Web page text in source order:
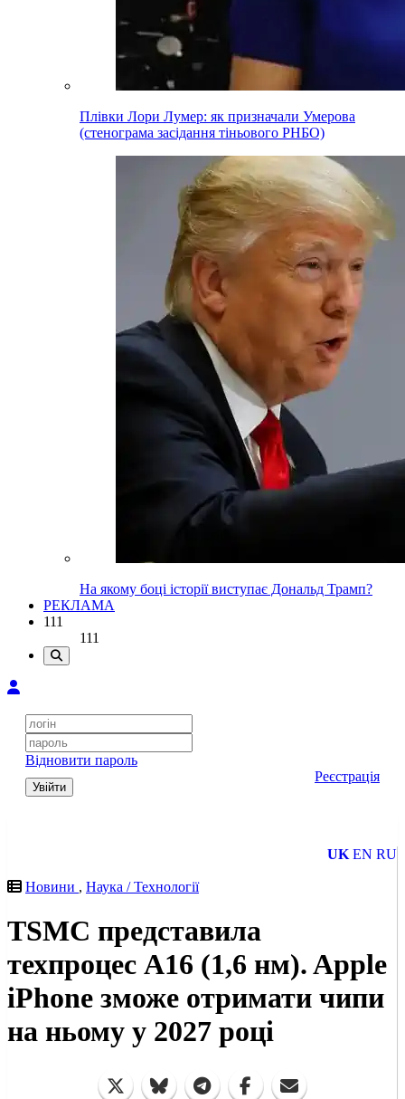
Плівки Лори Лумер: як призначали Умерова
(стенограма засідання тіньового РНБО)
На якому боці історії виступає Дональд Трамп?
РЕКЛАМА
111
111
Відновити пароль
Увійти
Реєстрація
UK EN RU
Новини , Наука / Технології
TSMC представила
техпроцес A16 (1,6 нм). Apple
iPhone зможе отримати чипи
на ньому у 2027 році